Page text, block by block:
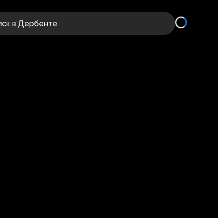
в Дербенте